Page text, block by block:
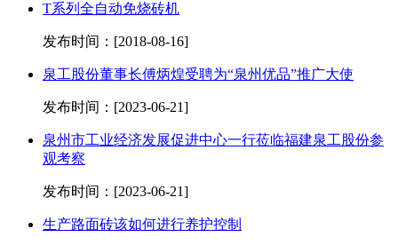
T系列全自动免烧砖机
发布时间：[2018-08-16]
泉工股份董事长傅炳煌受聘为“泉州优品”推广大使
发布时间：[2023-06-21]
泉州市工业经济发展促进中心一行莅临福建泉工股份参
观考察
发布时间：[2023-06-21]
生产路面砖该如何进行养护控制